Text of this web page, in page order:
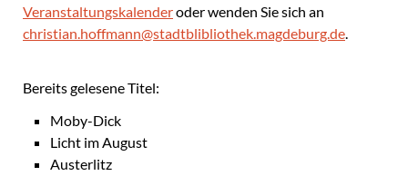
Veranstaltungskalenderoder wenden Sie sich an
christian.hoffmann@stadtblibliothek.magdeburg.de.
Bereits gelesene Titel:
Moby-Dick
Licht im August
Austerlitz